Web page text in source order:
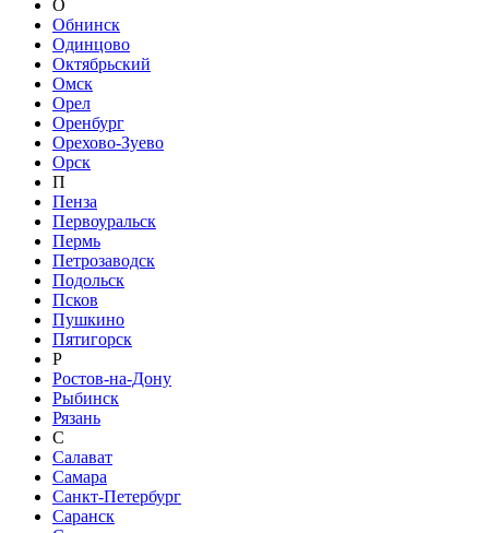
О
Обнинск
Одинцово
Октябрьский
Омск
Орел
Оренбург
Орехово-Зуево
Орск
П
Пенза
Первоуральск
Пермь
Петрозаводск
Подольск
Псков
Пушкино
Пятигорск
Р
Ростов-на-Дону
Рыбинск
Рязань
С
Салават
Самара
Санкт-Петербург
Саранск